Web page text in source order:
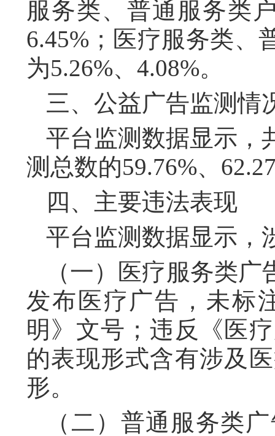
服务类、普通服务类
6.45%；医疗服务类、
为5.26%、4.08%。
三、公益广告监测情
平台监测数据显示，
测总数的59.76%、
四、主要违法表现
平台监测数据显示，
（一）医疗服务类
发布医疗广告，未标
明》文号；违反《医
的表现形式含有涉及
形。
（二）普通服务类